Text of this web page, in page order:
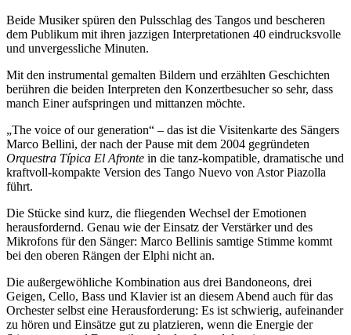
Beide Musiker spüren den Pulsschlag des Tangos und bescheren
dem Publikum mit ihren jazzigen Interpretationen 40 eindrucksvolle
und unvergessliche Minuten.
Mit den instrumental gemalten Bildern und erzählten Geschichten
berühren die beiden Interpreten den Konzertbesucher so sehr, dass
manch Einer aufspringen und mittanzen möchte.
„The voice of our generation“ – das ist die Visitenkarte des Sängers
Marco Bellini, der nach der Pause mit dem 2004 gegründeten
Orquestra Típica El Afronte in die tanz-kompatible, dramatische und
kraftvoll-kompakte Version des Tango Nuevo von Astor Piazolla
führt.
Die Stücke sind kurz, die fliegenden Wechsel der Emotionen
herausfordernd. Genau wie der Einsatz der Verstärker und des
Mikrofons für den Sänger: Marco Bellinis samtige Stimme kommt
bei den oberen Rängen der Elphi nicht an.
Die außergewöhliche Kombination aus drei Bandoneons, drei
Geigen, Cello, Bass und Klavier ist an diesem Abend auch für das
Orchester selbst eine Herausforderung: Es ist schwierig, aufeinander
zu hören und Einsätze gut zu platzieren, wenn die Energie der